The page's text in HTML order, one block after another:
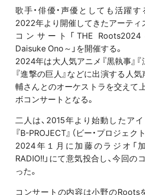
歌手・俳優・声優としても活躍す
2022年より開催してきたアーティ
コンサート「THE
Daisuke Ono～」を開催する。
2024年は大人気アニメ『黒執事』
『進撃の巨人』などに出演する人
輔さんとのオーケストラを交えて
ボコンサートとなる。
二人は、2015年より始動したア
『B-PROJECT』（ビー・プロジェク
2024年１月に加藤のラジオ「
RADIO!!」にて意気投合し、今回の
った。
コンサートの内容は小野のRoots